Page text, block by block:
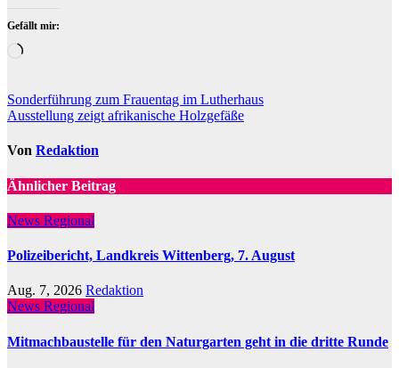
Gefällt mir:
Wird
Beitragsnavigation
Sonderführung zum Frauentag im Lutherhaus
Ausstellung zeigt afrikanische Holzgefäße
Von Redaktion
Ähnlicher Beitrag
News Regional
Polizeibericht, Landkreis Wittenberg, 7. August
Aug. 7, 2026 Redaktion
News Regional
Mitmachbaustelle für den Naturgarten geht in die dritte Runde